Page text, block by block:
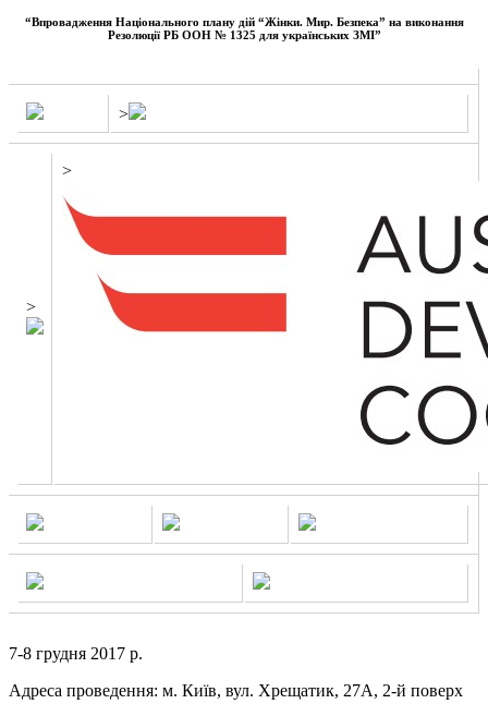
“Впровадження Національного плану дій “Жінки. Мир. Безпека” на виконання
Резолюції РБ ООН № 1325 для українських ЗМІ”
>
>
>
7-8 грудня 2017 р.
Адреса проведення: м. Київ, вул. Хрещатик, 27А, 2-й поверх